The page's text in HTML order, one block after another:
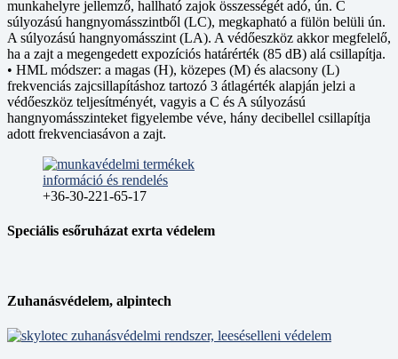
munkahelyre jellemző, hallható zajok összességét adó, ún. C
súlyozású hangnyomásszintből (LC), megkapható a fülön belüli ún.
A súlyozású hangnyomásszint (LA). A védőeszköz akkor megfelelő,
ha a zajt a megengedett expozíciós határérték (85 dB) alá csillapítja.
• HML módszer: a magas (H), közepes (M) és alacsony (L)
frekvenciás zajcsillapításhoz tartozó 3 átlagérték alapján jelzi a
védőeszköz teljesítményét, vagyis a C és A súlyozású
hangnyomásszinteket figyelembe véve, hány decibellel csillapítja
adott frekvenciasávon a zajt.
+36-30-221-65-17
Speciális esőruházat exrta védelem
Zuhanásvédelem, alpintech